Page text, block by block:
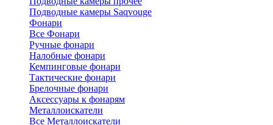
Подводные камеры Saqvouge
Фонари
Все Фонари
Ручные фонари
Налобные фонари
Кемпинговые фонари
Тактические фонари
Брелочные фонари
Аксессуары к фонарям
Металлоискатели
Все Металлоискатели